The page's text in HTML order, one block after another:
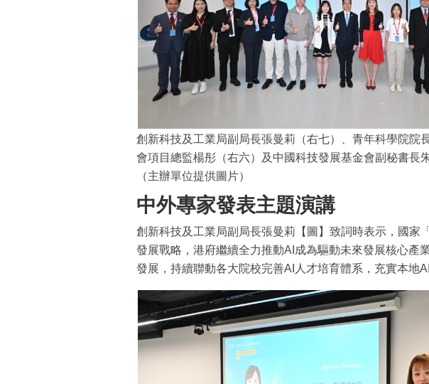
創新科技及工業局副局長張曼莉（右七）、青年科學院院
會項目總監楊彤（右六）及中國科技發展基金會副秘書長
（主辦單位提供圖片）
中外專家發表主題演講
創新科技及工業局副局長張曼莉【圖】致詞時表示，國家
發展戰略，港府繼續全力推動AI成為驅動未來發展核心產
發展，持續聯動各大院校完善AI人才培育體系，充實本地AI